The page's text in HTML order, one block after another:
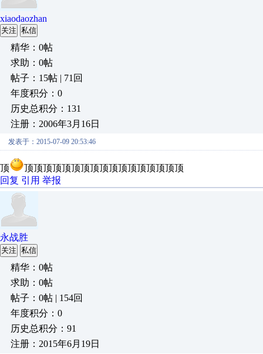
xiaodaozhan
关注 私信
精华：0帖
求助：0帖
帖子：15帖 | 71回
年度积分：0
历史总积分：131
注册：2006年3月16日
发表于：2015-07-09 20:53:46
顶
顶顶顶顶顶顶顶顶顶顶顶顶顶顶顶顶顶
回复 引用 举报
永战胜
关注 私信
精华：0帖
求助：0帖
帖子：0帖 | 154回
年度积分：0
历史总积分：91
注册：2015年6月19日